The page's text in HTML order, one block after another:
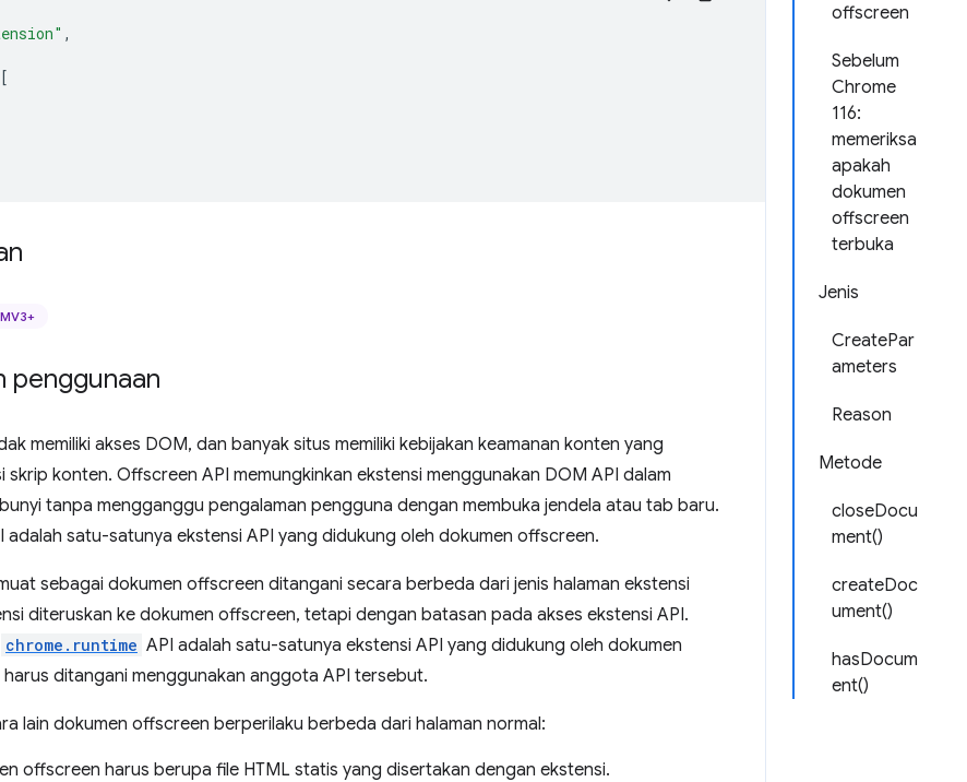
offscreen
Sebelum
Chrome
116:
memeriksa
apakah
dokumen
offscreen
terbuka
Jenis
CreatePar
ameters
Reason
Metode
closeDocu
ment()
createDoc
ument()
hasDocum
ent()
,
[
MV3+
penggunaan
memiliki akses DOM, dan banyak situs memiliki kebijakan keamanan konten yang
skrip konten. Offscreen API memungkinkan ekstensi menggunakan DOM API dalam
tanpa mengganggu pengalaman pengguna dengan membuka jendela atau tab baru.
adalah satu-satunya ekstensi API yang didukung oleh dokumen offscreen.
sebagai dokumen offscreen ditangani secara berbeda dari jenis halaman ekstensi
diteruskan ke dokumen offscreen, tetapi dengan batasan pada akses ekstensi API.
chrome.runtime API adalah satu-satunya ekstensi API yang didukung oleh dokumen
ditangani menggunakan anggota API tersebut.
lain dokumen offscreen berperilaku berbeda dari halaman normal:
offscreen harus berupa file HTML statis yang disertakan dengan ekstensi.